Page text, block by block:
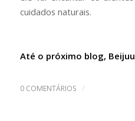
cuidados naturais.
Até o próximo blog,
0 COMENTÁRIOS /